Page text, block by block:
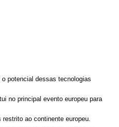
potencial dessas tecnologias
no principal evento europeu para
ao continente europeu.